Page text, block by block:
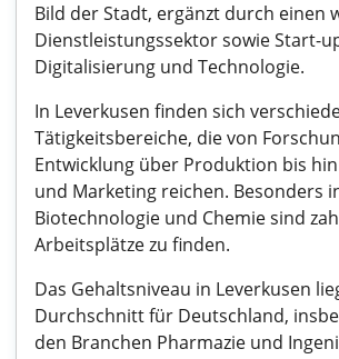
Bild der Stadt, ergänzt durch einen
Dienstleistungssektor sowie Start-
Digitalisierung und Technologie.
In Leverkusen finden sich
Tätigkeitsbereiche, die von
Entwicklung über Produktion bis
und Marketing reichen. Besonders
Biotechnologie und Chemie sind
Arbeitsplätze zu finden.
Das Gehaltsniveau in Leverkusen
Durchschnitt für Deutschland,
den Branchen Pharmazie und